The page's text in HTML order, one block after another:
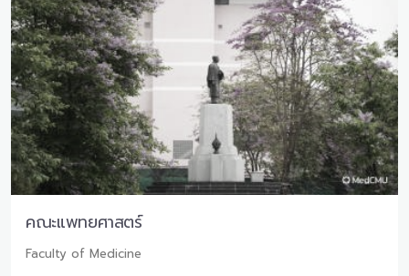
คณะแพทยศาสตร์
Faculty of Medicine